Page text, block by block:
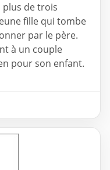
plus de trois
fille qui tombe
par le père.
à un couple
pour son enfant.